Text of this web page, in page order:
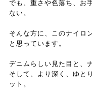
でも、重さや色落ち、お
ない。
そんな方に、このナイロ
と思っています。
デニムらしい見た目と、
そして、より深く、ゆと
ット。